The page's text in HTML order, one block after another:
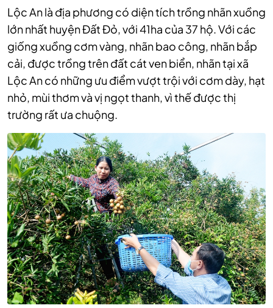
Lộc An là địa phương có diện tích trồng nhãn xuồng
lớn nhất huyện Đất Đỏ, với 41ha của 37 hộ. Với các
giống xuồng cơm vàng, nhãn bao công, nhãn bắp
cải, được trồng trên đất cát ven biển, nhãn tại xã
Lộc An có những ưu điểm vượt trội với cơm dày, hạt
nhỏ, mùi thơm và vị ngọt thanh, vì thế được thị
trường rất ưa chuộng.